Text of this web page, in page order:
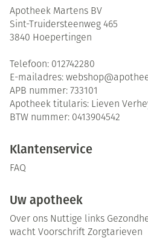
Apotheek Martens BV
Sint-Truidersteenweg 465
3840 Hoepertingen
Telefoon: 012742280
E-mailadres: webshop@
APB nummer: 733101
Apotheek titularis: Lieven
BTW nummer: 0413904542
Klantenservice
FAQ
Uw apotheek
Over ons Nuttige links
wacht Voorschrift Zorgtarieven